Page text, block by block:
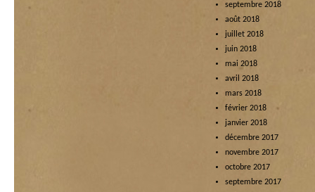
septembre 2018
août 2018
juillet 2018
juin 2018
mai 2018
avril 2018
mars 2018
février 2018
janvier 2018
décembre 2017
novembre 2017
octobre 2017
septembre 2017